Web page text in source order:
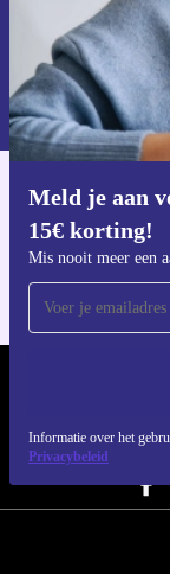
Meld je aan
15€ korting!
Mis nooit meer een
Informatie over het
Privacybeleid
Informatie over
privacybeleid